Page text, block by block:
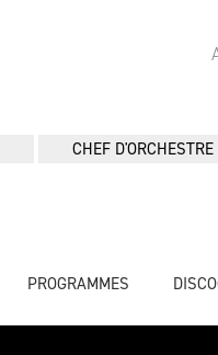
CHEF D'ORCHESTRE
PROGRAMMES